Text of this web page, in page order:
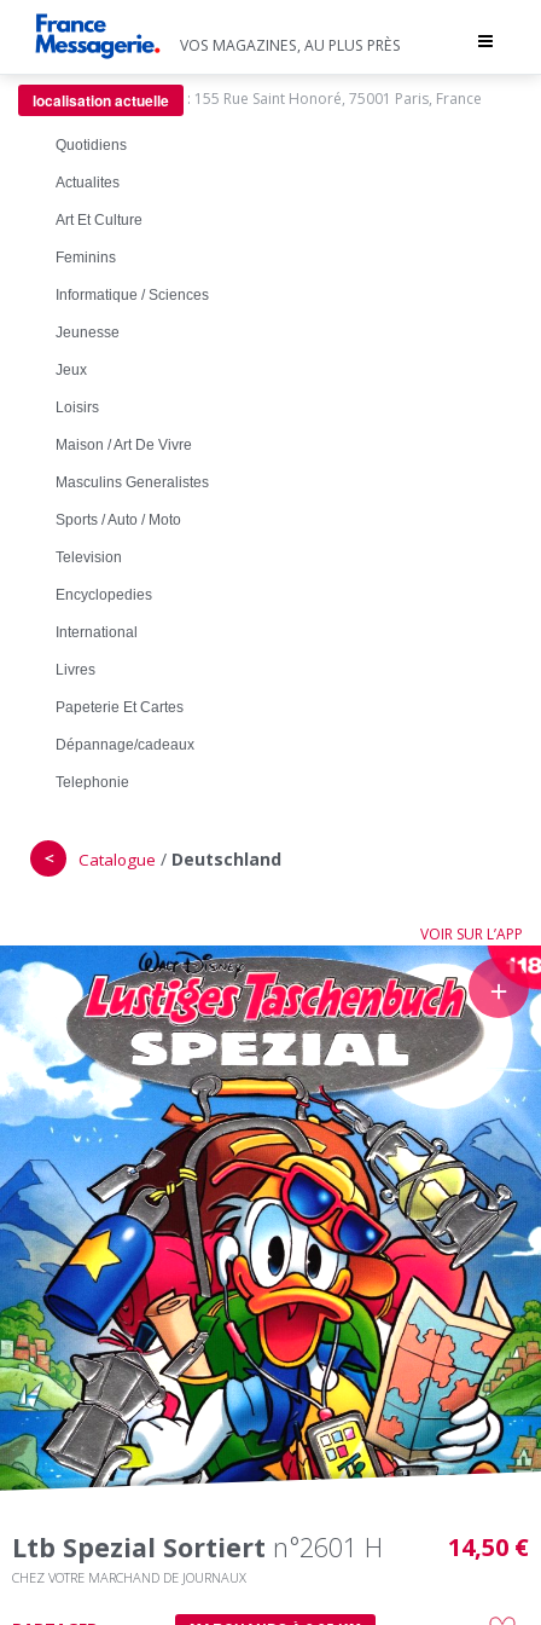
Toggle
VOS MAGAZINES, AU PLUS PRÈS
localisation actuelle : 155 Rue Saint Honoré, 75001 Paris, France
Quotidiens
Actualites
Art Et Culture
Feminins
Informatique / Sciences
Jeunesse
Jeux
Loisirs
Maison / Art De Vivre
Masculins Generalistes
Sports / Auto / Moto
Television
Encyclopedies
International
Livres
Papeterie Et Cartes
Dépannage/cadeaux
Telephonie
＜ Catalogue / Deutschland
VOIR SUR L’APP
＋
Ltb Spezial Sortiert n°2601 H
CHEZ VOTRE MARCHAND DE JOURNAUX
14,50 €